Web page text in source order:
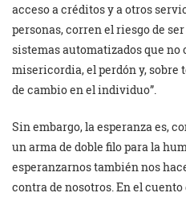
acceso a créditos y a otros
personas, corren el riesgo de
sistemas automatizados que no
misericordia, el perdón y, sobre
de cambio en el individuo”.
Sin embargo, la esperanza es,
un arma de doble filo para la
esperanzarnos también nos
contra de nosotros. En el